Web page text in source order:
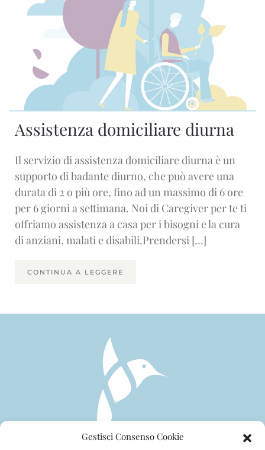
Gestisci Consenso Cookie
Assistenza domiciliare diurna
Il servizio di assistenza domiciliare diurna è un
supporto di badante diurno, che può avere una
durata di 2 o più ore, fino ad un massimo di 6 ore
per 6 giorni a settimana. Noi di Caregiver per te ti
offriamo assistenza a casa per i bisogni e la cura
di anziani, malati e disabili.Prendersi […]
CONTINUA A LEGGERE